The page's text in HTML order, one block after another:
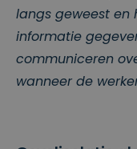
langs geweest en
informatie
communiceren
wanneer de